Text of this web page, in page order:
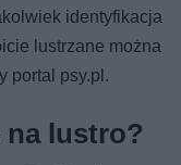
identyfikacja
lustrzane można
portal psy.pl.
na lustro?